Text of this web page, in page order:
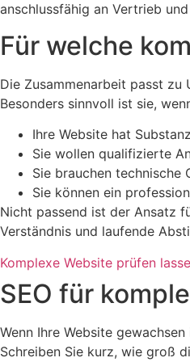
anschlussfähig an Vertrieb
Für welche
Die Zusammenarbeit passt zu
Besonders sinnvoll ist sie,
Ihre Website hat
Sie wollen qualifizierte
Sie brauchen technische
Sie können ein
Nicht passend ist der Ansatz
Verständnis und laufende
Komplexe Website prüfen
SEO für
Wenn Ihre Website
Schreiben Sie kurz, wie groß